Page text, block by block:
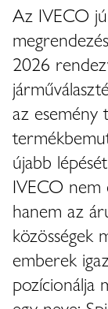
Az IVECO
2026
az esemény
újabb
IVECO nem
hanem az
közösségek
emberek
pozícionálja